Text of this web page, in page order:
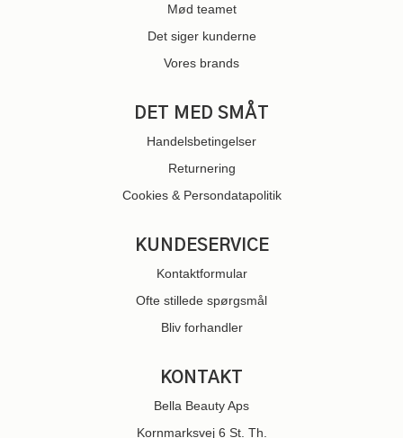
Mød teamet
Det siger kunderne
Vores brands
DET MED SMÅT
Handelsbetingelser
Returnering
Cookies & Persondatapolitik
KUNDESERVICE
Kontaktformular
Ofte stillede spørgsmål
Bliv forhandler
KONTAKT
Bella Beauty Aps
Kornmarksvej 6 St. Th.